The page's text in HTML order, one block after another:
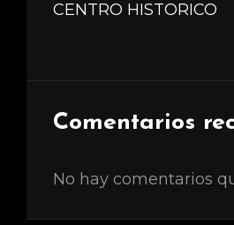
CENTRO HISTORICO
Comentarios
No hay comentarios